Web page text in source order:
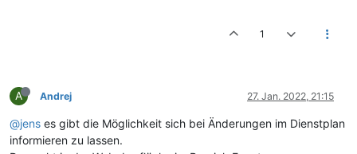
1
A Andrej 27. Jan. 2022, 21:15
@jens es gibt die Möglichkeit sich bei Änderungen im Dienstplan
informieren zu lassen.